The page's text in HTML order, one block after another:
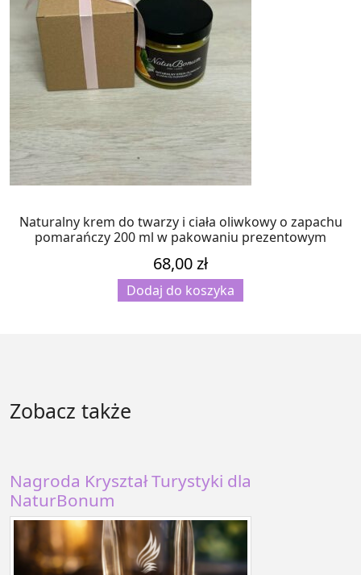
Naturalny krem do twarzy i ciała oliwkowy o zapachu
pomarańczy 200 ml w pakowaniu prezentowym
68,00zł
Dodaj do koszyka
Zobacz także
Nagroda Kryształ Turystyki dla
NaturBonum